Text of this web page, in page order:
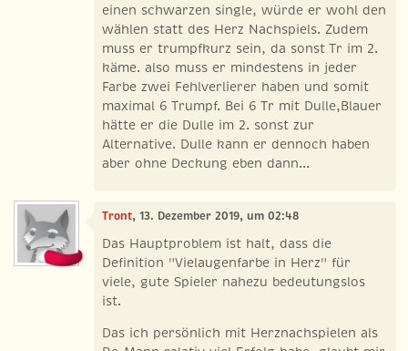
einen schwarzen single, würde er wohl den
wählen statt des Herz Nachspiels. Zudem
muss er trumpfkurz sein, da sonst Tr im 2.
käme. also muss er mindestens in jeder
Farbe zwei Fehlverlierer haben und somit
maximal 6 Trumpf. Bei 6 Tr mit Dulle,Blauer
hätte er die Dulle im 2. sonst zur
Alternative. Dulle kann er dennoch haben
aber ohne Deckung eben dann...
Tront, 13. Dezember 2019, um 02:48
Das Hauptproblem ist halt, dass die
Definition "Vielaugenfarbe in Herz" für
viele, gute Spieler nahezu bedeutungslos
ist.
Das ich persönlich mit Herznachspielen als